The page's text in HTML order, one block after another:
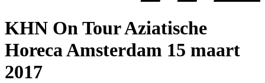
KHN On Tour Aziatische
Horeca Amsterdam 15 maart
2017